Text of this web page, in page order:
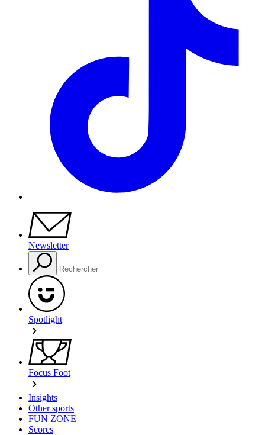
Newsletter
Spotlight
Focus Foot
Insights
Other sports
FUN ZONE
Scores